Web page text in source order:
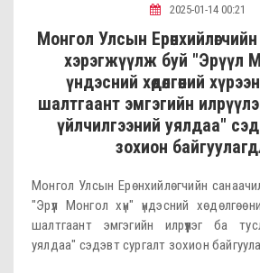
2025-01-14 00:21
Монгол Улсын
хэрэгжүүлж буй "Эрүүл
үндэсний хөдөлгөөний
шалтгаант эмгэгийн
үйлчилгээний уялдаа"
зохион
Монгол Улсын Ерөнхийлөгчийн
"Эрүүл Монгол хүн" үндэсний
шалтгаант эмгэгийн илрүүлэг ба
уялдаа" сэдэвт сургалт зохион